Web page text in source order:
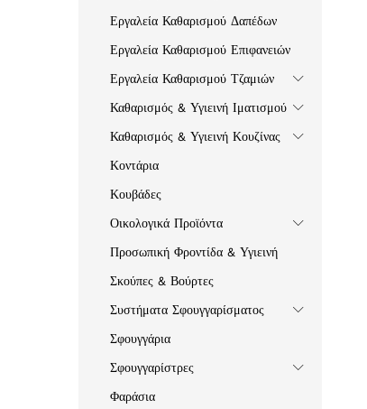
Εργαλεία Καθαρισμού Δαπέδων
Εργαλεία Καθαρισμού Επιφανειών
Εργαλεία Καθαρισμού Τζαμιών
Καθαρισμός & Υγιεινή Ιματισμού
Καθαρισμός & Υγιεινή Κουζίνας
Κοντάρια
Κουβάδες
Οικολογικά Προϊόντα
Προσωπική Φροντίδα & Υγιεινή
Σκούπες & Βούρτες
Συστήματα Σφουγγαρίσματος
Σφουγγάρια
Σφουγγαρίστρες
Φαράσια